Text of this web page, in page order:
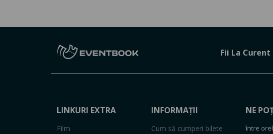
Fii La
LINKURI EXTRA
Film
INFORMAȚII
Cum să cumperi bilete
NE
între